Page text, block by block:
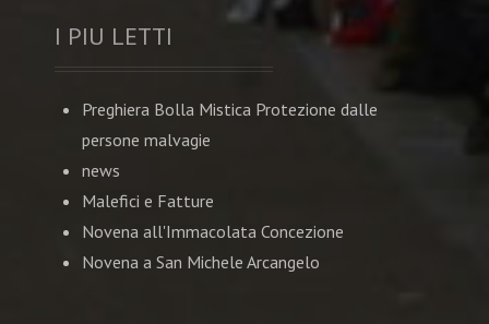
I PIU LETTI
Preghiera Bolla Mistica Protezione dalle
persone malvagie
news
Malefici e Fatture
Novena all'Immacolata Concezione
Novena a San Michele Arcangelo